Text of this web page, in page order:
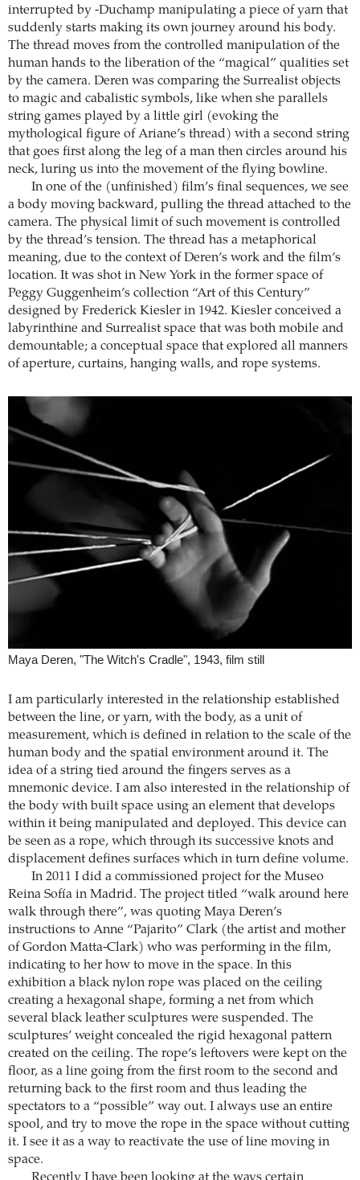
interrupted by -Duchamp manipulating a piece of yarn that
suddenly starts making its own journey around his body.
The thread moves from the controlled manipulation of the
human hands to the liberation of the “magical” qualities set
by the camera. Deren was comparing the Surrealist objects
to magic and cabalistic symbols, like when she parallels
string games played by a little girl (evoking the
mythological figure of Ariane’s thread) with a second string
that goes first along the leg of a man then circles around his
neck, luring us into the movement of the flying bowline.
In one of the (unfinished) film’s final sequences, we see
a body moving backward, pulling the thread attached to the
camera. The physical limit of such movement is controlled
by the thread’s tension. The thread has a metaphorical
meaning, due to the context of Deren’s work and the film’s
location. It was shot in New York in the former space of
Peggy Guggenheim’s collection “Art of this Century”
designed by Frederick Kiesler in 1942. Kiesler conceived a
labyrinthine and Surrealist space that was both mobile and
demountable; a conceptual space that explored all manners
of aperture, curtains, hanging walls, and rope systems.
Maya Deren, "The Witch's Cradle", 1943, film still
I am particularly interested in the relationship established
between the line, or yarn, with the body, as a unit of
measurement, which is defined in relation to the scale of the
human body and the spatial environment around it. The
idea of a string tied around the fingers serves as a
mnemonic device. I am also interested in the relationship of
the body with built space using an element that develops
within it being manipulated and deployed. This device can
be seen as a rope, which through its successive knots and
displacement defines surfaces which in turn define volume.
In 2011 I did a commissioned project for the Museo
Reina Sofía in Madrid. The project titled “walk around here
walk through there”, was quoting Maya Deren’s
instructions to Anne “Pajarito” Clark (the artist and mother
of Gordon Matta-Clark) who was performing in the film,
indicating to her how to move in the space. In this
exhibition a black nylon rope was placed on the ceiling
creating a hexagonal shape, forming a net from which
several black leather sculptures were suspended. The
sculptures’ weight concealed the rigid hexagonal pattern
created on the ceiling. The rope’s leftovers were kept on the
floor, as a line going from the first room to the second and
returning back to the first room and thus leading the
spectators to a “possible” way out. I always use an entire
spool, and try to move the rope in the space without cutting
it. I see it as a way to reactivate the use of line moving in
space.